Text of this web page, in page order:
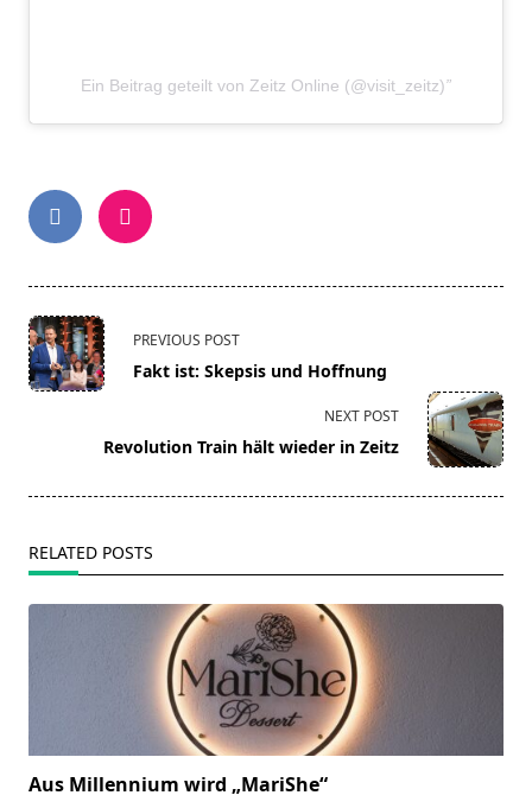
Ein Beitrag geteilt von Zeitz Online (@visit_zeitz)
<span
class="nav-
subtitle
PREVIOUS POST
Fakt ist: Skepsis und Hoffnung
NEXT POST
Revolution Train hält wieder in Zeitz
RELATED POSTS
Aus Millennium wird „MariShe“